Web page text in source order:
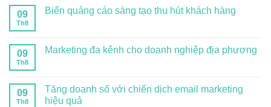
09
Th8
Biển quảng cáo sáng tạo thu hút khách hàng
09
Th8
Marketing đa kênh cho doanh nghiệp địa phương
09
Th8
Tăng doanh số với chiến dịch email marketing
hiệu quả